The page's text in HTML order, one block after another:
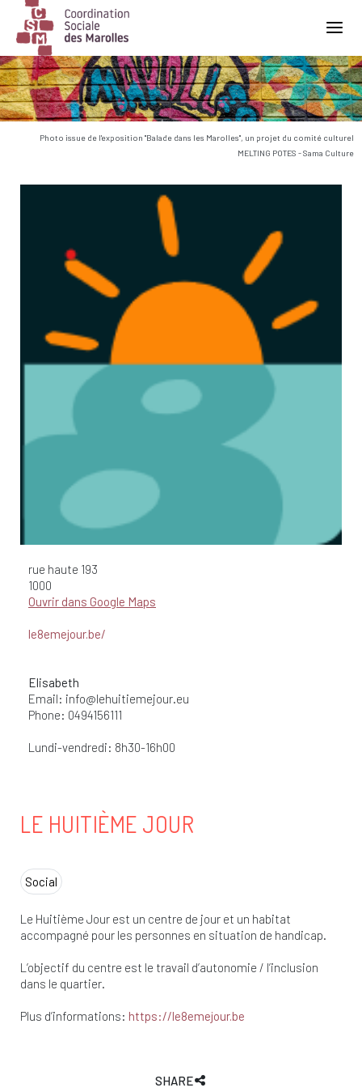
Main Navigation
Photo issue de l'exposition "Balade dans les Marolles", un projet du comité culturel
MELTING POTES - Sama Culture
rue haute 193
1000
Ouvrir dans Google Maps
le8emejour.be/
Elisabeth
Email: info@lehuitiemejour.eu
Phone: 0494156111
Lundi-vendredi: 8h30-16h00
LE HUITIÈME JOUR
Social
Le Huitième Jour est un centre de jour et un habitat
accompagné pour les personnes en situation de handicap.
L’objectif du centre est le travail d’autonomie / l’inclusion
dans le quartier.
Plus d’informations: https://le8emejour.be
SHARE